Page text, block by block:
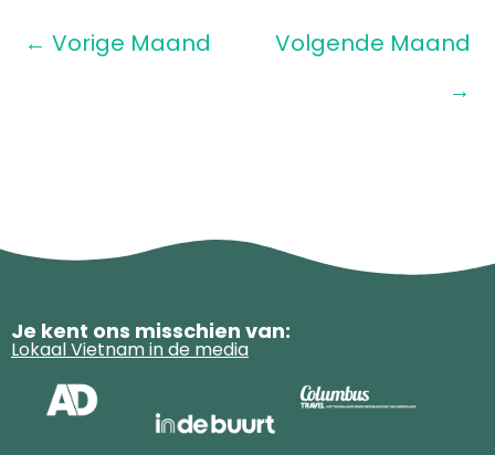
← Vorige Maand
Volgende Maand
→
Je kent ons misschien van:
Lokaal Vietnam in de media